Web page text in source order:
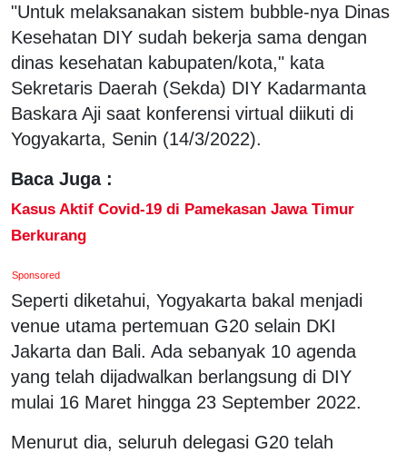
"Untuk melaksanakan sistem bubble-nya Dinas
Kesehatan DIY sudah bekerja sama dengan
dinas kesehatan kabupaten/kota," kata
Sekretaris Daerah (Sekda) DIY Kadarmanta
Baskara Aji saat konferensi virtual diikuti di
Yogyakarta, Senin (14/3/2022).
Baca Juga :
Kasus Aktif Covid-19 di Pamekasan Jawa Timur
Berkurang
Sponsored
Seperti diketahui, Yogyakarta bakal menjadi
venue utama pertemuan G20 selain DKI
Jakarta dan Bali. Ada sebanyak 10 agenda
yang telah dijadwalkan berlangsung di DIY
mulai 16 Maret hingga 23 September 2022.
Menurut dia, seluruh delegasi G20 telah